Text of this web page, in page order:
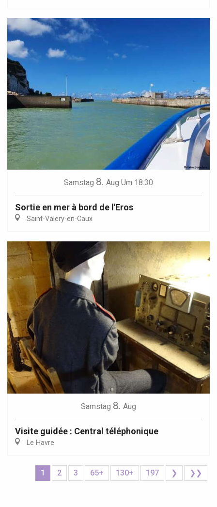
Samstag 8. Aug Um 18:30
Sortie en mer à bord de l'Eros
Saint-Valery-en-Caux
Samstag 8. Aug
Visite guidée : Central téléphonique
Le Havre
1 2 3 65+ 130+ 197 ❯ ❯❯